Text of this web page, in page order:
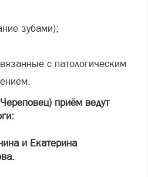
зубами);
с патологическим
приём ведут
и Екатерина